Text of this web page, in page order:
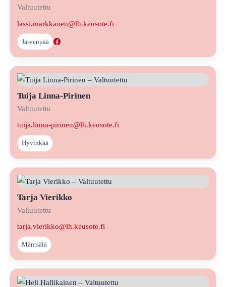
Valtuutettu
lassi.markkanen@lh.keusote.fi
Järvenpää
Tuija Linna-Pirinen
Valtuutettu
tuija.linna-pirinen@lh.keusote.fi
Hyvinkää
Tarja Vierikko
Valtuutettu
tarja.vierikko@lh.keusote.fi
Mäntsälä